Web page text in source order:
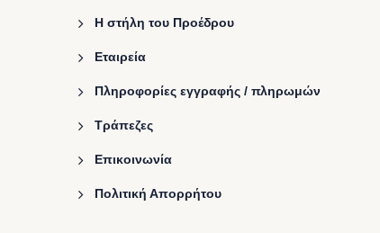
Η στήλη του Προέδρου
Εταιρεία
Πληροφορίες εγγραφής / πληρωμών
Τράπεζες
Επικοινωνία
Πολιτική Απορρήτου